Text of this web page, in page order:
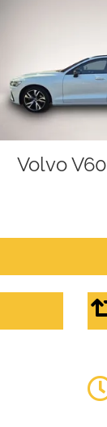
Volvo V60